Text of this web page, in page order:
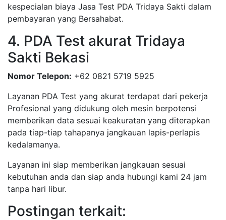
kespecialan biaya Jasa Test PDA Tridaya Sakti dalam
pembayaran yang Bersahabat.
4. PDA Test akurat Tridaya
Sakti Bekasi
Nomor Telepon: +62 0821 5719 5925
Layanan PDA Test yang akurat terdapat dari pekerja
Profesional yang didukung oleh mesin berpotensi
memberikan data sesuai keakuratan yang diterapkan
pada tiap-tiap tahapanya jangkauan lapis-perlapis
kedalamanya.
Layanan ini siap memberikan jangkauan sesuai
kebutuhan anda dan siap anda hubungi kami 24 jam
tanpa hari libur.
Postingan terkait: